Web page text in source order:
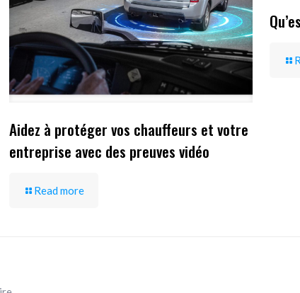
Aidez à protéger vos chauffeurs et votre
entreprise avec des preuves vidéo
Read more